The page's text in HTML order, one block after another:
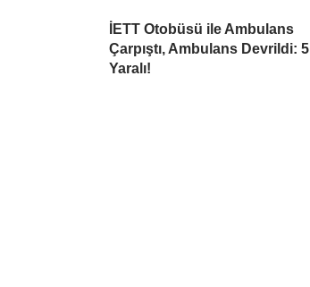
İETT Otobüsü ile Ambulans
Çarpıştı, Ambulans Devrildi: 5
Yaralı!